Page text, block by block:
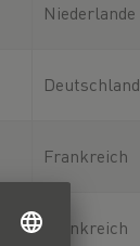
Niederlande
Deutschland
Frankreich
Frankreich